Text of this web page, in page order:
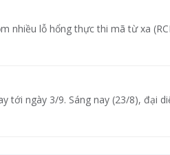
nhiều lỗ hổng thực thi mã từ xa
tới ngày 3/9. Sáng nay (23/8), đại